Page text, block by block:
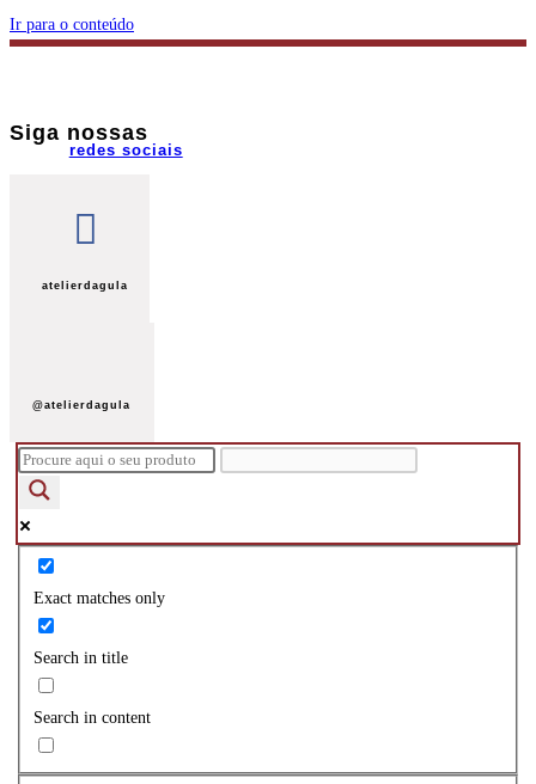
Ir para o conteúdo
Siga nossas
redes sociais
atelierdagula
@atelierdagula
Exact matches only
Search in title
Search in content